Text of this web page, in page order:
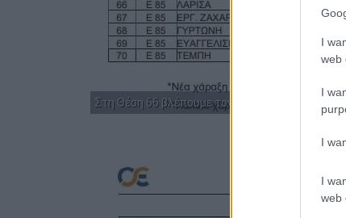
I
web
I
I
I
web
Στη Θέση 66 βλέπουμε τον σταθμό Λάρισας